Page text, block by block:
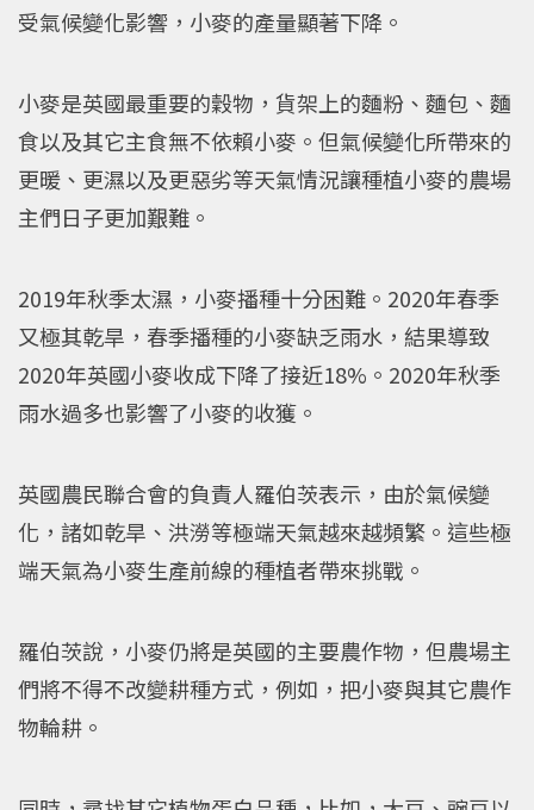
受氣候變化影響，小麥的產量顯著下降。
小麥是英國最重要的穀物，貨架上的麵粉、麵包、麵
食以及其它主食無不依賴小麥。但氣候變化所帶來的
更暖、更濕以及更惡劣等天氣情況讓種植小麥的農場
主們日子更加艱難。
2019年秋季太濕，小麥播種十分困難。2020年春季
又極其乾旱，春季播種的小麥缺乏雨水，結果導致
2020年英國小麥收成下降了接近18%。2020年秋季
雨水過多也影響了小麥的收獲。
英國農民聯合會的負責人羅伯茨表示，由於氣候變
化，諸如乾旱、洪澇等極端天氣越來越頻繁。這些極
端天氣為小麥生產前線的種植者帶來挑戰。
羅伯茨說，小麥仍將是英國的主要農作物，但農場主
們將不得不改變耕種方式，例如，把小麥與其它農作
物輪耕。